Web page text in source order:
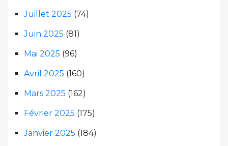
Juillet 2025 (74)
Juin 2025 (81)
Mai 2025 (96)
Avril 2025 (160)
Mars 2025 (162)
Février 2025 (175)
Janvier 2025 (184)